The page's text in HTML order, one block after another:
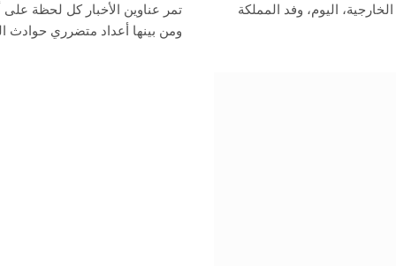
اليوم، وفد المملكة
تمر عناوين الأخبار كل لحظة على
ومن بينها أعداد متضرري